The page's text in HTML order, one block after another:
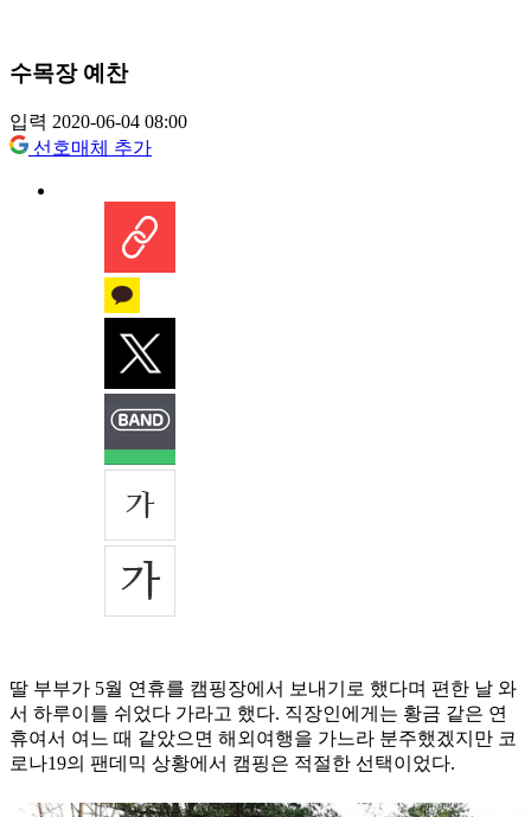
수목장 예찬
입력 2020-06-04 08:00
선호매체 추가
딸 부부가 5월 연휴를 캠핑장에서 보내기로 했다며 편한 날 와
서 하루이틀 쉬었다 가라고 했다. 직장인에게는 황금 같은 연
휴여서 여느 때 같았으면 해외여행을 가느라 분주했겠지만 코
로나19의 팬데믹 상황에서 캠핑은 적절한 선택이었다.